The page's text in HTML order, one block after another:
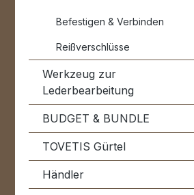
Befestigen & Verbinden
Reißverschlüsse
Werkzeug zur
Lederbearbeitung
BUDGET & BUNDLE
TOVETIS Gürtel
Händler